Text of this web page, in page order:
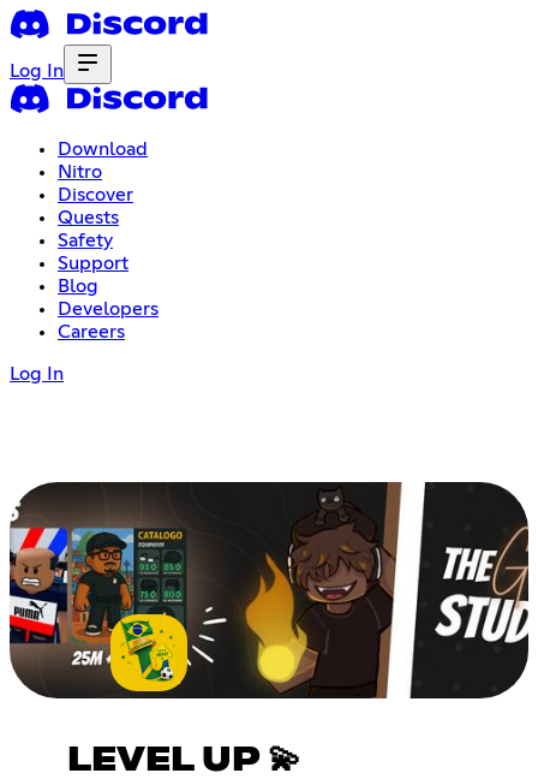
Log In
Download
Nitro
Discover
Quests
Safety
Support
Blog
Developers
Careers
Log In
LEVEL UP 💫